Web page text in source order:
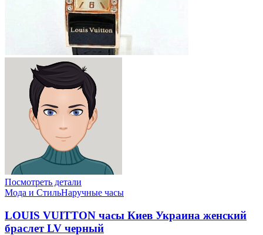
Посмотреть детали
Мода и СтильНаручные часы
LOUIS VUITTON часы Киев Украина женский
браслет LV черный